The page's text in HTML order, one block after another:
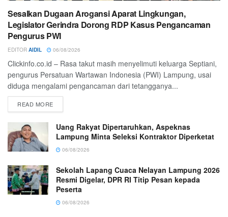
Sesalkan Dugaan Arogansi Aparat Lingkungan,
Legislator Gerindra Dorong RDP Kasus Pengancaman
Pengurus PWI
EDITOR AIDIL 06/08/2026
Clickinfo.co.id – Rasa takut masih menyelimuti keluarga Septiani,
pengurus Persatuan Wartawan Indonesia (PWI) Lampung, usai
diduga mengalami pengancaman dari tetangganya...
READ MORE
Uang Rakyat Dipertaruhkan, Aspeknas
Lampung Minta Seleksi Kontraktor Diperketat
06/08/2026
Sekolah Lapang Cuaca Nelayan Lampung 2026
Resmi Digelar, DPR RI Titip Pesan kepada
Peserta
06/08/2026